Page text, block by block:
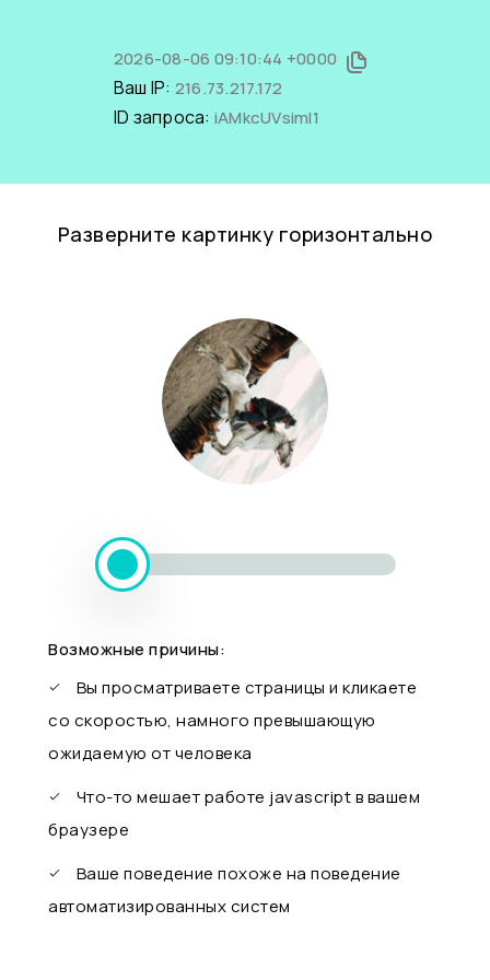
2026-08-06 09:10:44 +0000
Ваш IP: 216.73.217.172
ID запроса: iAMkcUVsimI1
Разверните картинку горизонтально
Возможные причины:
Вы просматриваете страницы и кликаете
со скоростью, намного превышающую
ожидаемую от человека
Что-то мешает работе javascript в вашем
браузере
Ваше поведение похоже на поведение
автоматизированных систем